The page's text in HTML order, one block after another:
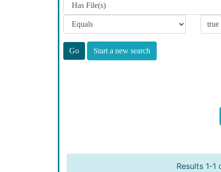
Start a new search
Results 1-